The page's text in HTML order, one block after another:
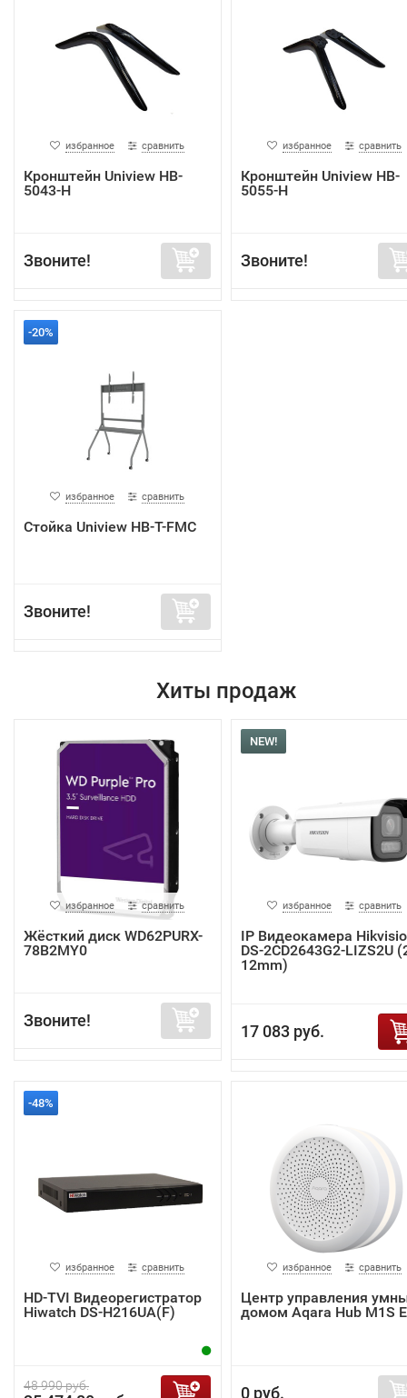
избранное сравнить
Кронштейн Uniview HB-
5043-H
Звоните!
избранное сравнить
Кронштейн Uniview HB-
5055-H
Звоните!
-20%
избранное сравнить
Стойка Uniview HB-T-FMC
Звоните!
Хиты продаж
избранное сравнить
Жёсткий диск WD62PURX-
78B2MY0
Звоните!
NEW!
избранное сравнить
IP Видеокамера
DS-2CD2643G2-LIZS2U
12mm)
17 083 руб.
-48%
избранное сравнить
HD-TVI Видеорегистратор
Hiwatch DS-H216UA(F)
48 990 руб.
избранное сравнить
Центр управления
домом Aqara Hub M1S
0 руб.